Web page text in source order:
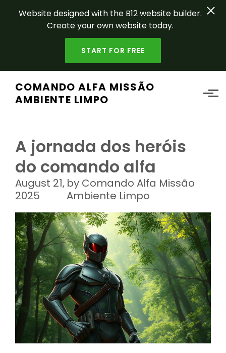
Website designed with the B12 website builder.
Create your own website today.
START FOR FREE
COMANDO ALFA MISSÃO
AMBIENTE LIMPO
A jornada dos heróis
do comando alfa
August 21,
2025
by Comando Alfa Missão
Ambiente Limpo